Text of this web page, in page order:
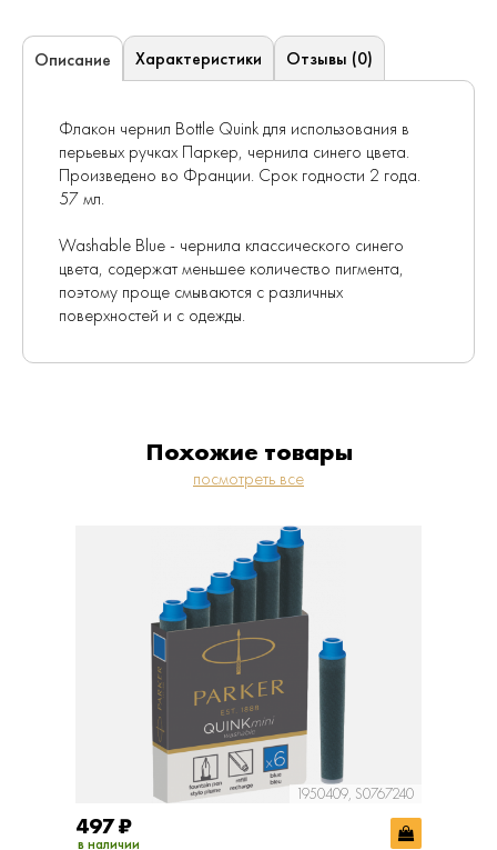
Описание Характеристики Отзывы (0)
Флакон чернил Bottle Quink для использования в
перьевых ручках Паркер, чернила синего цвета.
Произведено во Франции. Срок годности 2 года.
57 мл.
Washable Blue - чернила классического синего
цвета, содержат меньшее количество пигмента,
поэтому проще смываются с различных
поверхностей и с одежды.
Похожие товары
посмотреть все
1950409, S0767240
497₽
в наличии